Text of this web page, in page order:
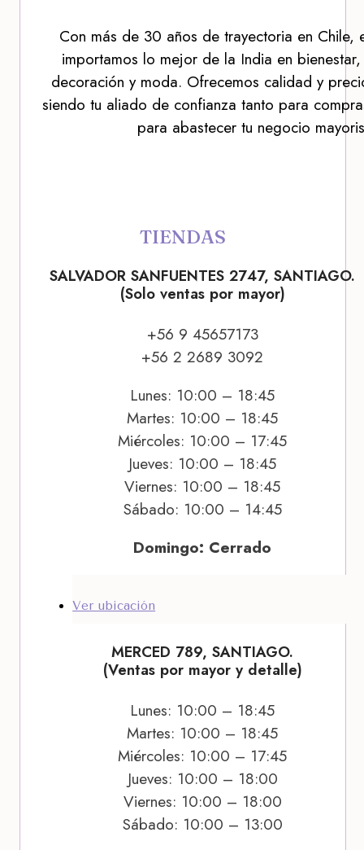
Con más de 30 años de trayectoria en Chile,
importamos lo mejor de la India en
decoración y moda. Ofrecemos calidad y
siendo tu aliado de confianza tanto para
para abastecer tu negocio
TIENDAS
SALVADOR SANFUENTES 2747, SANTIAGO.
(Solo ventas por mayor)
+56 9 45657173
+56 2 2689 3092
Lunes: 10:00 – 18:45
Martes: 10:00 – 18:45
Miércoles: 10:00 – 17:45
Jueves: 10:00 – 18:45
Viernes: 10:00 – 18:45
Sábado: 10:00 – 14:45
Domingo: Cerrado
Ver ubicación
MERCED 789, SANTIAGO.
(Ventas por mayor y detalle)
Lunes: 10:00 – 18:45
Martes: 10:00 – 18:45
Miércoles: 10:00 – 17:45
Jueves: 10:00 – 18:00
Viernes: 10:00 – 18:00
Sábado: 10:00 – 13:00